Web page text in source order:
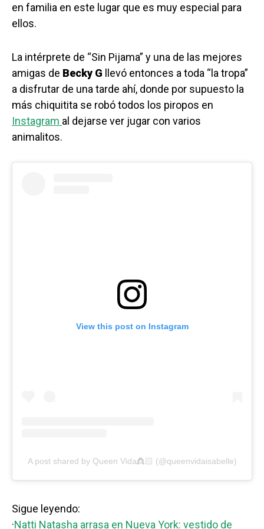
en familia en este lugar que es muy especial para
ellos.
La intérprete de “Sin Pijama” y una de las mejores
amigas de Becky G llevó entonces a toda “la tropa”
a disfrutar de una tarde ahí, donde por supuesto la
más chiquitita se robó todos los piropos en
Instagram al dejarse ver jugar con varios
animalitos.
View this post on Instagram
A post shared by Queen Vida👸🏻 (@queenvidaisabelle)
Sigue leyendo:
·Natti Natasha arrasa en Nueva York: vestido de